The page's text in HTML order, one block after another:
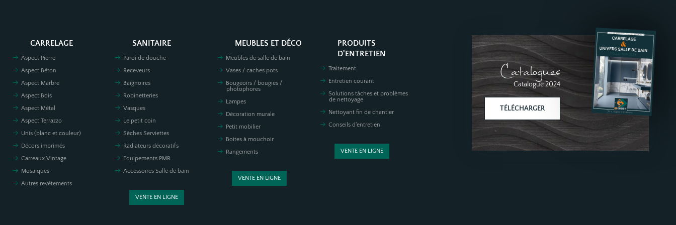
CARRELAGE
Aspect Pierre
Aspect Béton
Aspect Marbre
Aspect Bois
Aspect Métal
Aspect Terrazzo
Unis (blanc et couleur)
Décors imprimés
Carreaux Vintage
Mosaïques
Autres revêtements
SANITAIRE
Paroi de douche
Receveurs
Baignoires
Robinetteries
Vasques
Le petit coin
Sèches Serviettes
Radiateurs décoratifs
Equipements PMR
Accessoires Salle de bain
VENTE EN LIGNE
MEUBLES ET DÉCO
Meubles de salle de bain
Vases / caches pots
Bougeoirs / bougies /
photophores
Lampes
Décoration murale
Petit mobilier
Boites à mouchoir
Rangements
VENTE EN LIGNE
PRODUITS
D'ENTRETIEN
Traitement
Entretien courant
Solutions tâches et problèmes
de nettoyage
Nettoyant fin de chantier
Conseils d'entretien
VENTE EN LIGNE
Catalogues
Catalogue 2024
TÉLÉCHARGER